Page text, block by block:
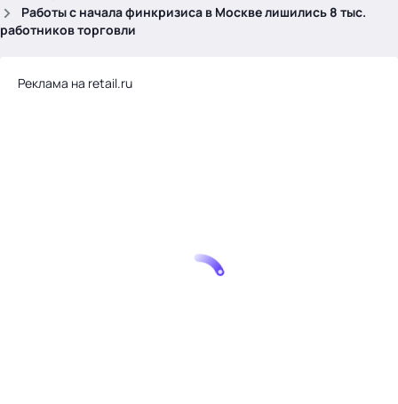
Работы с начала финкризиса в Москве лишились 8 тыс.
работников торговли
Реклама на retail.ru